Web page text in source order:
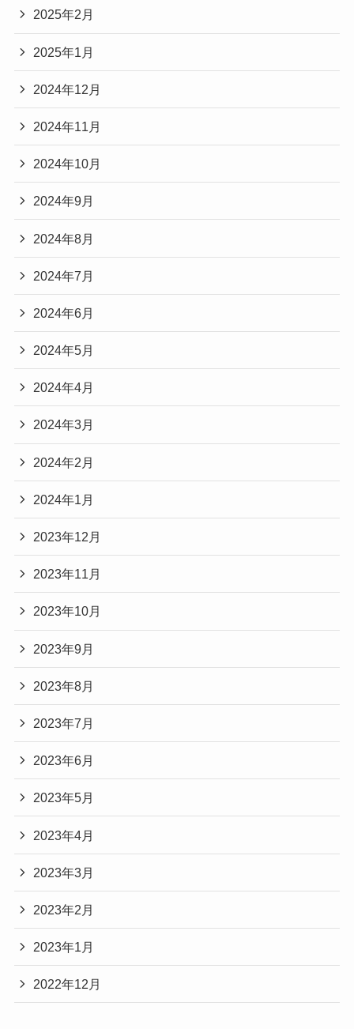
2025年2月
2025年1月
2024年12月
2024年11月
2024年10月
2024年9月
2024年8月
2024年7月
2024年6月
2024年5月
2024年4月
2024年3月
2024年2月
2024年1月
2023年12月
2023年11月
2023年10月
2023年9月
2023年8月
2023年7月
2023年6月
2023年5月
2023年4月
2023年3月
2023年2月
2023年1月
2022年12月